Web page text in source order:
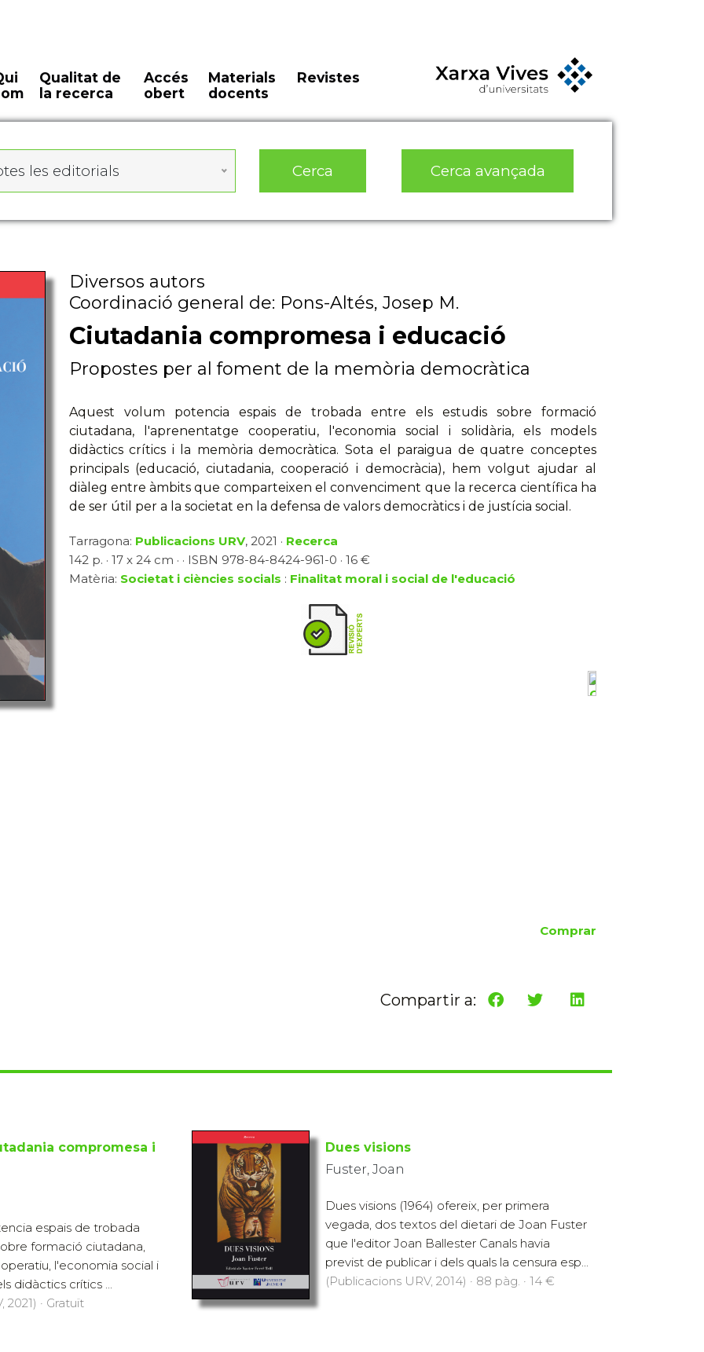
Qualitat de
la recerca
Accés
obert
Materials
docents
Revistes
les editorials Cerca Cerca avançada
Diversos autors
Coordinació general de: Pons-Altés, Josep M.
Ciutadania compromesa i educació
Propostes per al foment de la memòria democràtica
Aquest volum potencia espais de trobada entre els estudis sobre formació
ciutadana, l'aprenentatge cooperatiu, l'economia social i solidària, els models
didàctics crítics i la memòria democràtica. Sota el paraigua de quatre conceptes
principals (educació, ciutadania, cooperació i democràcia), hem volgut ajudar al
diàleg entre àmbits que comparteixen el convenciment que la recerca científica ha
de ser útil per a la societat en la defensa de valors democràtics i de justícia social.
Tarragona: Publicacions URV, 2021 · Recerca
142 p. · 17 x 24 cm · · ISBN 978-84-8424-961-0 · 16 €
Matèria: Societat i ciències socials : Finalitat moral i social de l'educació
Comprar
Compartir a:
compromesa i
espais de trobada
formació ciutadana,
l'economia social i
didàctics crítics ...
2021) · Gratuït
Dues visions
Fuster, Joan
Dues visions (1964) ofereix, per primera
vegada, dos textos del dietari de Joan Fuster
que l'editor Joan Ballester Canals havia
previst de publicar i dels quals la censura esp...
(Publicacions URV, 2014) · 88 pàg. · 14 €